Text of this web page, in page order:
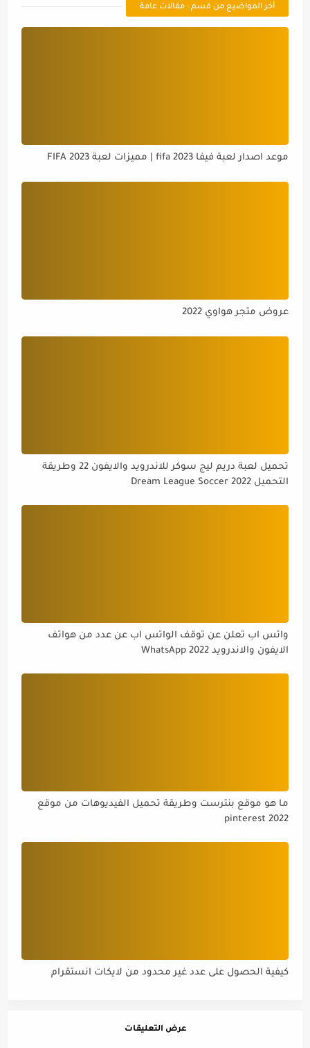
أخر المواضيع من قسم : مقالات عامة
موعد اصدار لعبة فيفا 2023 fifa | مميزات لعبة FIFA 2023
عروض متجر هواوي 2022
تحميل لعبة دريم ليج سوكر للاندرويد والايفون 22 وطريقة
التحميل Dream League Soccer 2022
واتس اب تعلن عن توقف الواتس اب عن عدد من هواتف
الايفون والاندرويد WhatsApp 2022
ما هو موقع بنترست وطريقة تحميل الفيديوهات من موقع
pinterest 2022
كيفية الحصول على عدد غير محدود من لايكات انستقرام
عرض التعليقات